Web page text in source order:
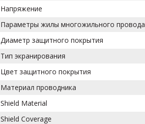
Напряжение
Параметры жилы многожильного провода
Диаметр защитного покрытия
Тип экранирования
Цвет защитного покрытия
Материал проводника
Shield Material
Shield Coverage